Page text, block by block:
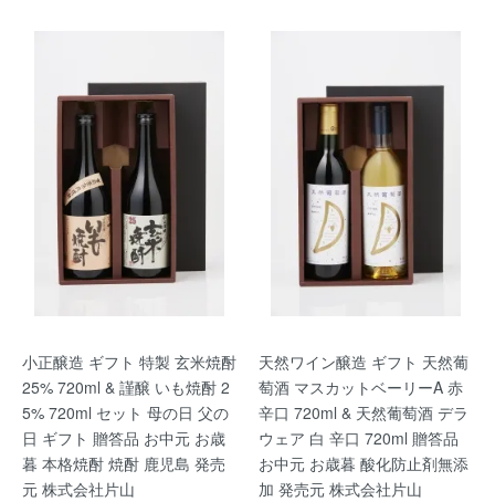
小正醸造 ギフト 特製 玄米焼酎
25% 720ml & 謹醸 いも焼酎 2
5% 720ml セット 母の日 父の
日 ギフト 贈答品 お中元 お歳
暮 本格焼酎 焼酎 鹿児島 発売
元 株式会社片山
天然ワイン醸造 ギフト 天然葡
萄酒 マスカットベーリーA 赤
辛口 720ml & 天然葡萄酒 デラ
ウェア 白 辛口 720ml 贈答品
お中元 お歳暮 酸化防止剤無添
加 発売元 株式会社片山